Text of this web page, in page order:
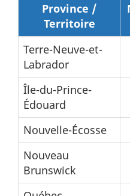
Province /
Territoire
Terre-Neuve-et-
Labrador
Île-du-Prince-
Édouard
Nouvelle-Écosse
Nouveau
Brunswick